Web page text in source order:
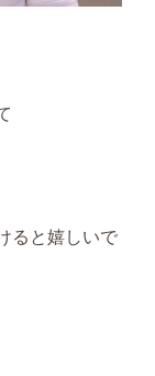
ると嬉しいで